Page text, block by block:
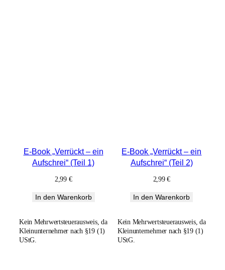
E-Book „Verrückt – ein
Aufschrei“ (Teil 1)
2,99 €
In den Warenkorb
Kein Mehrwertsteuerausweis, da
Kleinunternehmer nach §19 (1)
UStG.
E-Book „Verrückt – ein
Aufschrei“ (Teil 2)
2,99€
In den Warenkorb
Kein Mehrwertsteuerausweis, da
Kleinunternehmer nach §19 (1)
UStG.